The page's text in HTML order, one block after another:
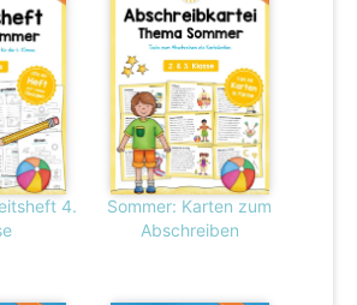
4.
Sommer: Karten zum
Abschreiben